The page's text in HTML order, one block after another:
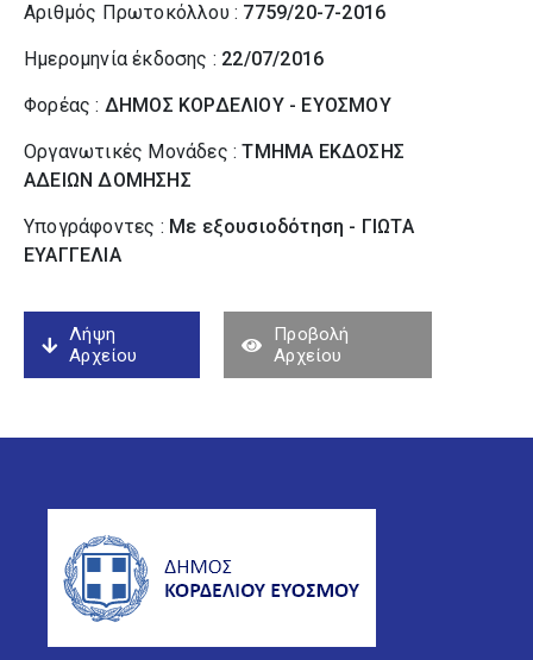
Αριθμός Πρωτοκόλλου : 7759/20-7-2016
Ημερομηνία έκδοσης : 22/07/2016
Φορέας : ΔΗΜΟΣ ΚΟΡΔΕΛΙΟΥ - ΕΥΟΣΜΟΥ
Οργανωτικές Μονάδες :ΤΜΗΜΑ ΕΚΔΟΣΗΣ
ΑΔΕΙΩΝ ΔΟΜΗΣΗΣ
Υπογράφοντες : Με εξουσιοδότηση - ΓΙΩΤΑ
ΕΥΑΓΓΕΛΙΑ
Λήψη
Αρχείου
Προβολή
Αρχείου